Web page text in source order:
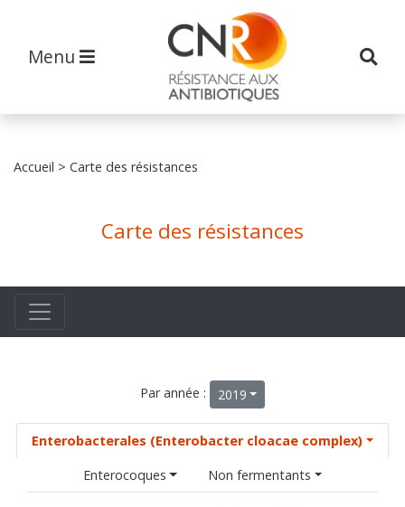
Menu
Accueil > Carte des résistances
Carte des résistances
Par année : 2019
Enterobacterales (Enterobacter cloacae complex)
Enterocoques
Non fermentants